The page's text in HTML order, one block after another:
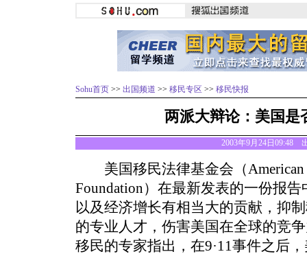
Sohu首页 >> 出国频道 >> 移民专区 >> 移民快报
两派大辩论：美国是
2003年9月24日09:48
美国移民法律基金会（American
Foundation）在最新发表的一份报
以及经济增长有相当大的贡献，抑
的专业人才，伤害美国在全球的竞
移民的专家指出，在9·11事件之后